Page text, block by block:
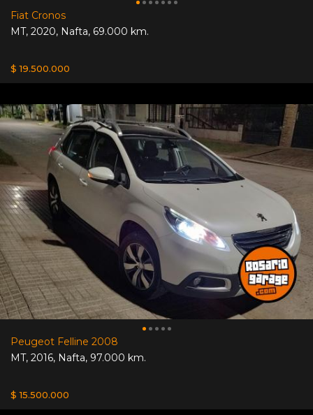
Fiat Cronos
MT, 2020, Nafta, 69.000 km.
$ 19.500.000
Peugeot Felline 2008
MT, 2016, Nafta, 97.000 km.
$ 15.500.000